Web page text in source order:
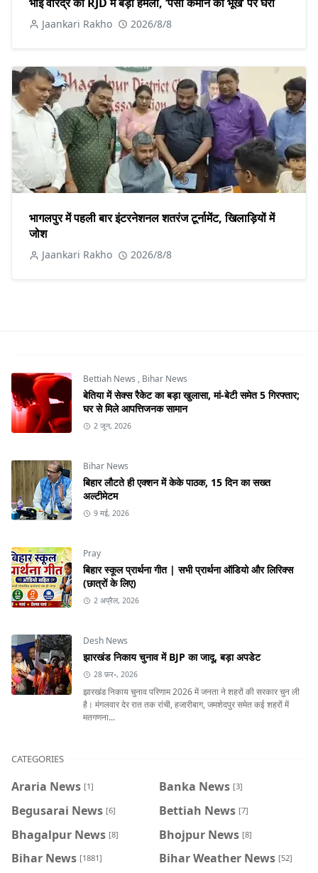
Jaankari Rakho 2026/8/8
भागलपुर में पहली बार इंटरनेशनल शतरंज टूर्नामेंट, खिलाड़ियों में
जोश
Jaankari Rakho 2026/8/8
Bettiah News , Bihar News
बेतिया में सेक्स रैकेट का बड़ा खुलासा, मां-बेटी समेत 5 गिरफ्तार;
घर से मिले आपत्तिजनक सामान
2 जून, 2026
Bihar News
बिहार लौटते ही एक्शन में केके पाठक, 15 दिन का सख्त
अल्टीमेटम
9 मई, 2026
Pray
बिहार स्कूल प्रार्थना गीत | सभी प्रार्थना ऑडियो और लिरिक्स
(छात्रों के लिए)
2 अप्रैल, 2026
Desh News
झारखंड निकाय चुनाव में BJP का जादू, बड़ा अपडेट
28 फ़र॰, 2026
झारखंड निकाय चुनाव परिणाम 2026 में जनता ने शहरों की सरकार चुन ली
है। मंगलवार देर रात तक रांची, हजारीबाग, जमशेदपुर समेत कई शहरों में
मतगणना...
CATEGORIES
Araria News [1] Banka News [3]
Begusarai News [6] Bettiah News [7]
Bhagalpur News [8] Bhojpur News [8]
Bihar News [1881] Bihar Weather News [52]